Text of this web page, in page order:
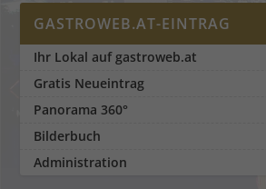
GASTROWEB.AT-EINTRAG
Ihr Lokal auf gastroweb.at
Gratis Neueintrag
Panorama 360°
Bilderbuch
Administration